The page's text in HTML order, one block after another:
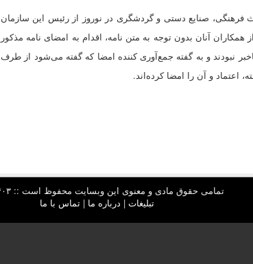
میراث فرهنگی، صنایع دستی و گردشگری در نوروز از رئیس این سازمان
آنان بدون توجه به متن نامه، اقدام به امضای نامه مذکور
نبودند و به گفته جمع‌آوری کننده امضا که گفته می‌شود از طرف
اعتماد و آن را ‌امضا‌ کرده‌اند.
تمامی حقوق مادی و معنوی این وبسایت محفوظ است :: ۱۴۰۳-۱۳۸۴
تبلیغات | درباره ما |تماس با ما